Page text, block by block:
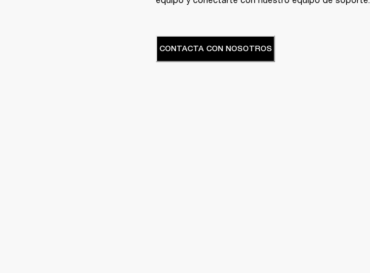
CONTACTA CON NOSOTROS